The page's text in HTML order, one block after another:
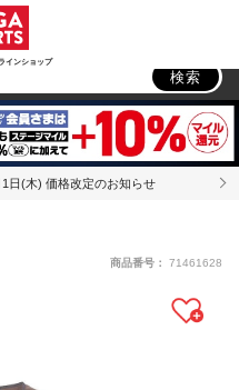
インショップ
検索
日(木) 価格改定のお知らせ
商品番号： 71461628